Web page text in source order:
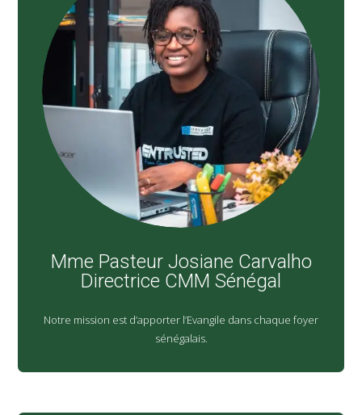
Mme Pasteur Josiane Carvalho
Directrice CMM Sénégal
Notre mission est d’apporter l’Evangile dans chaque foyer
sénégalais.